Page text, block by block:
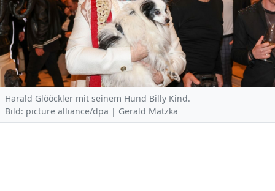
Harald Glööckler mit seinem Hund Billy Kind.
Bild: picture alliance/dpa | Gerald Matzka